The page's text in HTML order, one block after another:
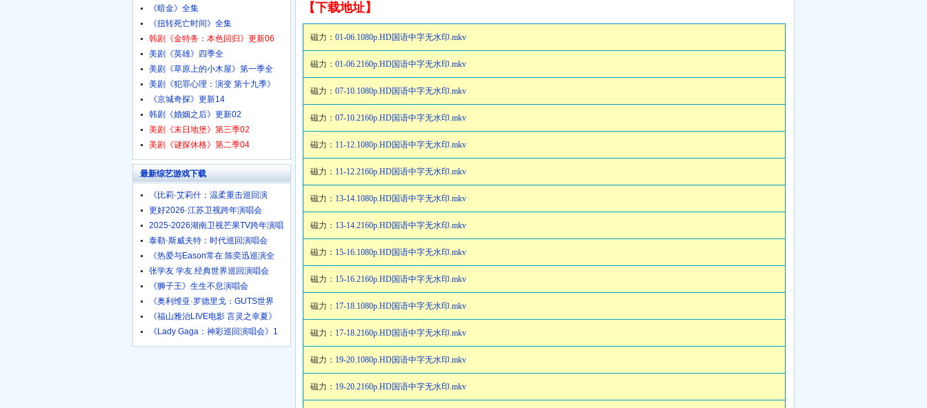
【下载地址】
磁力： 01-06.1080p.HD国语中字无水印.mkv
磁力： 01-06.2160p.HD国语中字无水印.mkv
磁力： 07-10.1080p.HD国语中字无水印.mkv
磁力： 07-10.2160p.HD国语中字无水印.mkv
磁力： 11-12.1080p.HD国语中字无水印.mkv
磁力： 11-12.2160p.HD国语中字无水印.mkv
磁力： 13-14.1080p.HD国语中字无水印.mkv
磁力： 13-14.2160p.HD国语中字无水印.mkv
磁力： 15-16.1080p.HD国语中字无水印.mkv
磁力： 15-16.2160p.HD国语中字无水印.mkv
磁力： 17-18.1080p.HD国语中字无水印.mkv
磁力： 17-18.2160p.HD国语中字无水印.mkv
磁力： 19-20.1080p.HD国语中字无水印.mkv
磁力： 19-20.2160p.HD国语中字无水印.mkv
《暗金》全集
《扭转死亡时间》全集
韩剧《金特务：本色回归》更新06
美剧《英雄》四季全
美剧《草原上的小木屋》第一季全
美剧《犯罪心理：演变 第十九季》
《京城奇探》更新14
韩剧《婚姻之后》更新02
美剧《末日地堡》第三季02
美剧《谜探休格》第二季04
最新综艺游戏下载
《比莉·艾莉什：温柔重击巡回演
更好2026·江苏卫视跨年演唱会
2025-2026湖南卫视芒果TV跨年演唱
泰勒·斯威夫特：时代巡回演唱会
《热爱与Eason常在 陈奕迅巡演全
张学友 学友.经典世界巡回演唱会
《狮子王》生生不息演唱会
《奥利维亚·罗德里戈：GUTS世界
《福山雅治LIVE电影 言灵之幸夏》
《Lady Gaga：神彩巡回演唱会》1